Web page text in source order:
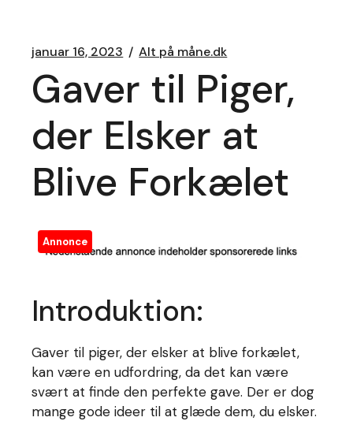
januar 16, 2023 Alt på måne.dk
Gaver til Piger,
der Elsker at
Blive Forkælet
Annonce
Introduktion:
Gaver til piger, der elsker at blive forkælet,
kan være en udfordring, da det kan være
svært at finde den perfekte gave. Der er dog
mange gode ideer til at glæde dem, du elsker.